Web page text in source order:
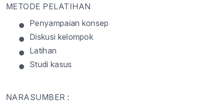
METODE PELATIHAN
• Penyampaian konsep
• Diskusi kelompok
• Latihan
• Studi kasus
NARASUMBER :